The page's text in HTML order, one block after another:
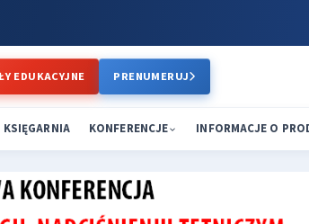
EDUKACYJNE PRENUMERUJ
KSIĘGARNIA KONFERENCJE INFORMACJE O